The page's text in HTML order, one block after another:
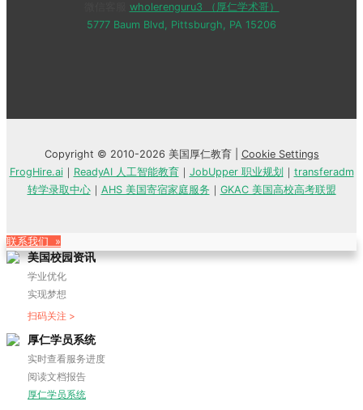
wholerenguru3 （厚仁学术哥）
5777 Baum Blvd, Pittsburgh, PA 15206
Copyright © 2010-2026 美国厚仁教育 | Cookie Settings
FrogHire.ai｜ ReadyAI 人工智能教育｜ JobUpper 职业规划 ｜ transferadm
转学录取中心｜ AHS 美国寄宿家庭服务 ｜ GKAC 美国高校高考联盟
联系我们 »
美国校园资讯
学业优化
实现梦想
扫码关注 >
厚仁学员系统
实时查看服务进度
阅读文档报告
厚仁学员系统